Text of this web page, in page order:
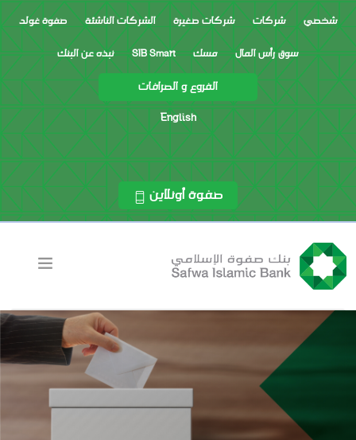
شخصي شركات شركات صغيرة الشركات الناشئة صفوة غولد
سوق رأس المال مسك SIB Smart نبذه عن البنك
الفروع و الصرافات
English
صفوة أونلاين